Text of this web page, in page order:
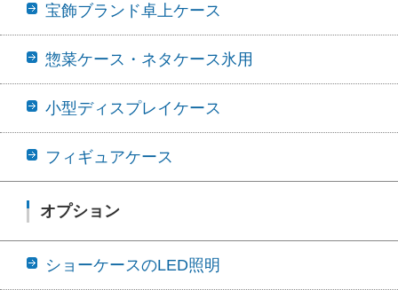
宝飾ブランド卓上ケース
惣菜ケース・ネタケース氷用
小型ディスプレイケース
フィギュアケース
オプション
ショーケースのLED照明